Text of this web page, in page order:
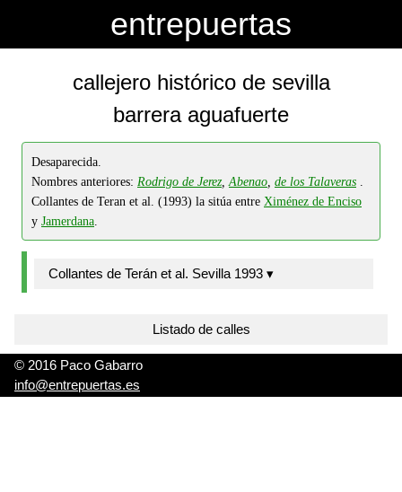
entrepuertas
callejero histórico de sevilla
barrera aguafuerte
Desaparecida.
Nombres anteriores: Rodrigo de Jerez,Abenao, de los Talaveras .
Collantes de Teran et al. (1993) la sitúa entre Ximénez de Enciso
y Jamerdana.
Collantes de Terán et al. Sevilla 1993 ▾
Listado de calles
© 2016 Paco Gabarro
info@entrepuertas.es